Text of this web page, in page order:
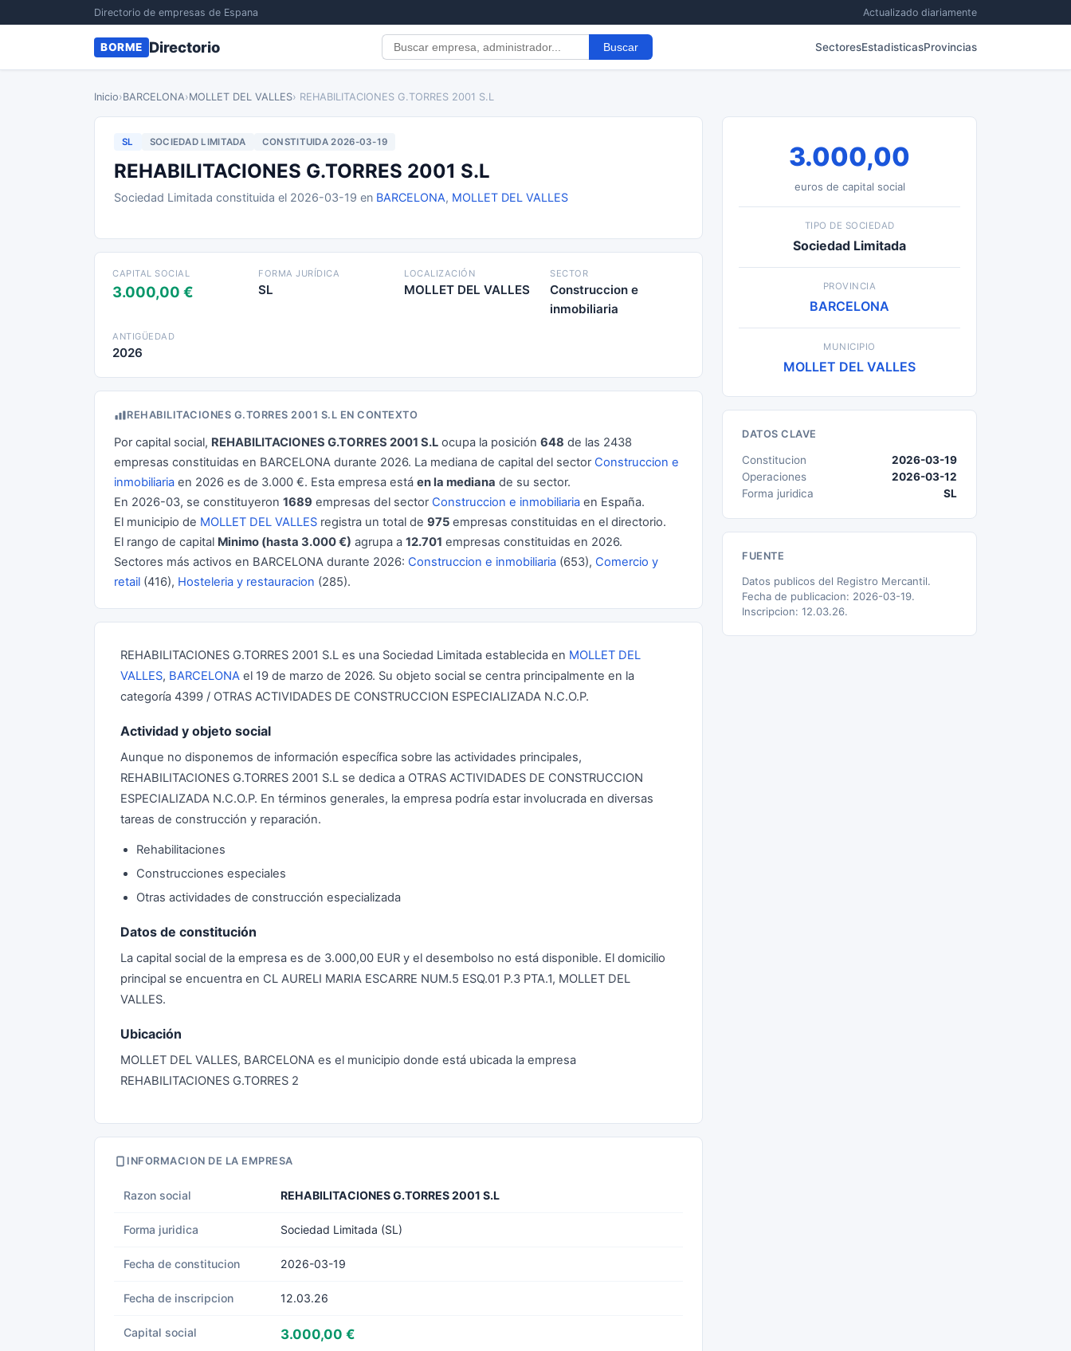
Directorio de empresas de Espana Actualizado diariamente
BORME Directorio Buscar SectoresEstadisticasProvincias
Inicio›BARCELONA›MOLLET DEL VALLES› REHABILITACIONES G.TORRES 2001 S.L
SL SOCIEDAD LIMITADA CONSTITUIDA 2026-03-19
REHABILITACIONES G.TORRES 2001 S.L
Sociedad Limitada constituida el 2026-03-19 en BARCELONA, MOLLET DEL VALLES
CAPITAL SOCIAL
3.000,00 €
FORMA JURÍDICA
SL
LOCALIZACIÓN
MOLLET DEL VALLES
SECTOR
Construccion e
inmobiliaria
ANTIGÜEDAD
2026
REHABILITACIONES G.TORRES 2001 S.L EN CONTEXTO
Por capital social, REHABILITACIONES G.TORRES 2001 S.L ocupa la posición 648 de las 2438
empresas constituidas en BARCELONA durante 2026. La mediana de capital del sector Construccion e
inmobiliaria en 2026 es de 3.000 €. Esta empresa está en la mediana de su sector.
En 2026-03, se constituyeron 1689 empresas del sector Construccion e inmobiliaria en España.
El municipio de MOLLET DEL VALLES registra un total de 975 empresas constituidas en el directorio.
El rango de capital Minimo (hasta 3.000 €) agrupa a 12.701 empresas constituidas en 2026.
Sectores más activos en BARCELONA durante 2026: Construccion e inmobiliaria (653), Comercio y
retail (416), Hosteleria y restauracion (285).
REHABILITACIONES G.TORRES 2001 S.L es una Sociedad Limitada establecida en MOLLET DEL
VALLES, BARCELONA el 19 de marzo de 2026. Su objeto social se centra principalmente en la
categoría 4399 / OTRAS ACTIVIDADES DE CONSTRUCCION ESPECIALIZADA N.C.O.P.
Actividad y objeto social
Aunque no disponemos de información específica sobre las actividades principales,
REHABILITACIONES G.TORRES 2001 S.L se dedica a OTRAS ACTIVIDADES DE CONSTRUCCION
ESPECIALIZADA N.C.O.P. En términos generales, la empresa podría estar involucrada en diversas
tareas de construcción y reparación.
Rehabilitaciones
Construcciones especiales
Otras actividades de construcción especializada
Datos de constitución
La capital social de la empresa es de 3.000,00 EUR y el desembolso no está disponible. El domicilio
principal se encuentra en CL AURELI MARIA ESCARRE NUM.5 ESQ.01 P.3 PTA.1, MOLLET DEL
VALLES.
Ubicación
MOLLET DEL VALLES, BARCELONA es el municipio donde está ubicada la empresa
REHABILITACIONES G.TORRES 2
INFORMACION DE LA EMPRESA
Razon social REHABILITACIONES G.TORRES 2001 S.L
Forma juridica Sociedad Limitada (SL)
Fecha de constitucion 2026-03-19
Fecha de inscripcion 12.03.26
Capital social 3.000,00 €
3.000,00
euros de capital social
TIPO DE SOCIEDAD
Sociedad Limitada
PROVINCIA
BARCELONA
MUNICIPIO
MOLLET DEL VALLES
DATOS CLAVE
Constitucion
2026-03-19
Operaciones
2026-03-12
Forma juridica
SL
FUENTE
Datos publicos del Registro Mercantil.
Fecha de publicacion: 2026-03-19.
Inscripcion: 12.03.26.